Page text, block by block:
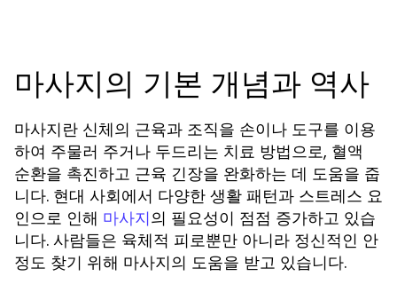
마사지의 기본 개념과 역사
마사지란 신체의 근육과 조직을 손이나 도구를 이용
하여 주물러 주거나 두드리는 치료 방법으로, 혈액
순환을 촉진하고 근육 긴장을 완화하는 데 도움을 줍
니다. 현대 사회에서 다양한 생활 패턴과 스트레스 요
인으로 인해 마사지의 필요성이 점점 증가하고 있습
니다. 사람들은 육체적 피로뿐만 아니라 정신적인 안
정도 찾기 위해 마사지의 도움을 받고 있습니다.